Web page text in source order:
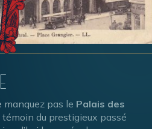
pas le Palais des
témoin du prestigieux passé